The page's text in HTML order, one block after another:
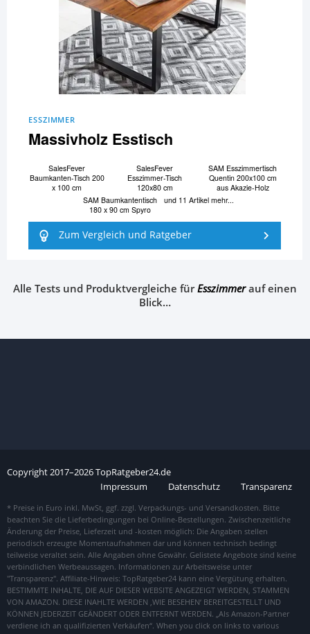
ESSZIMMER
Massivholz Esstisch
SalesFever
Baumkanten-Tisch 200
x 100 cm
SalesFever
Esszimmer-Tisch
120x80 cm
SAM Esszimmertisch
Quentin 200x100 cm
aus Akazie-Holz
SAM Baumkantentisch
180 x 90 cm Spyro
und 11 Artikel mehr...
Zum Vergleich und Ratgeber
Alle Tests und Produktvergleiche fürEsszimmerauf einen
Blick…
Copyright2017–2026TopRatgeber24.de
Impressum
Datenschutz Transparenz